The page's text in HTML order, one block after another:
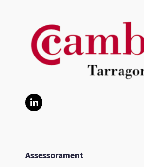
LinkedIn
Assessorament